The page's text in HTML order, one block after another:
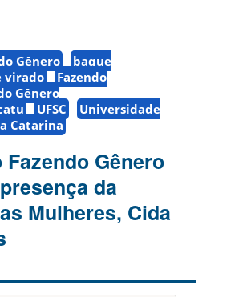
Gênero
baque
virado
Fazendo
Gênero
UFSC
Universidade
Catarina
Gênero
da
Mulheres, Cida